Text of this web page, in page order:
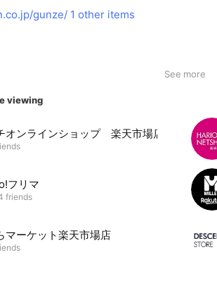
gunze/ 1 other items
See more
viewing
オンラインショップ 楽天市場店
フリマ
friends
マーケット楽天市場店